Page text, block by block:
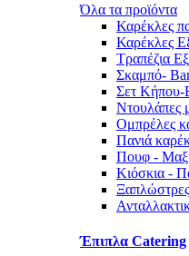
Όλα τα προϊόντα
Καρέκλες
Καρέκλες
Τραπέζια
Σκαμπό-
Σετ Κήπου-
Ντουλάπες
Ομπρέλες
Πανιά
Πουφ -
Κιόσκια -
Έπιπλα Catering